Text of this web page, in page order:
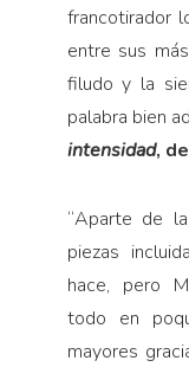
francotirador
entre sus
filudo y la
palabra bien
intensidad,
“Aparte de
piezas
hace, pero
todo en
mayores